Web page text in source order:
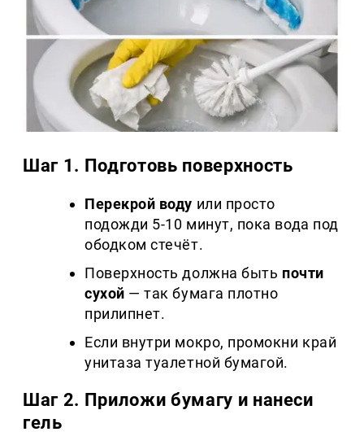
Шаг 1. Подготовь поверхность
Перекрой воду или просто
подожди 5-10 минут, пока вода под
ободком стечёт.
Поверхность должна быть почти
сухой — так бумага плотно
прилипнет.
Если внутри мокро, промокни край
унитаза туалетной бумагой.
Шаг 2. Приложи бумагу и нанеси
гель